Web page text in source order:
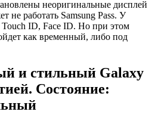
неоригинальные дисплей
не работать Samsung Pass. У
Touch ID, Face ID. Но при этом
как временный, либо под
и стильный Galaxy
Состояние: